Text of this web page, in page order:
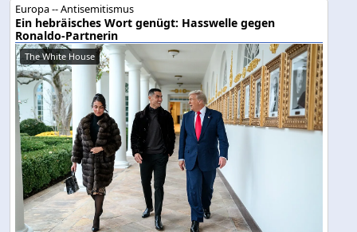
Europa -- Antisemitismus
Ein hebräisches Wort genügt: Hasswelle gegen
Ronaldo-Partnerin
The White House